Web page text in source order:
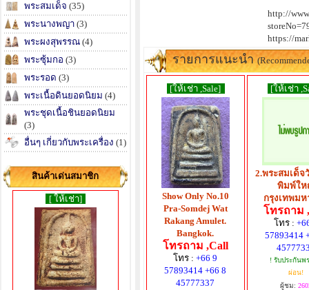
พระสมเด็จ (35)
พระนางพญา (3)
พระผงสุพรรณ (4)
พระซุ้มกอ (3)
พระรอด (3)
พระเนื้อดินยอดนิยม (4)
พระชุดเนื้อชินยอดนิยม
(3)
อื่นๆ เกี่ยวกับพระเครื่อง (1)
สินค้าเด่นสมาชิก
[ ให้เช่า]
http://
https://
รายการแนะนำ
[ให้เช่า ,Sale]
Show Only No.10
Pra-Somdej Wat
Rakang Amulet.
Bangkok.
โทรถาม ,Call
โทร :+66 9
57893414 +66 8
45777337
[ให้เช่า
2.พระสมเด็จ
พิมพ์ใ
กรุงเทพม
โทรถาม
โทร :
57893414
! รับประกันพ
ผ่อน!
ผู้ชม: